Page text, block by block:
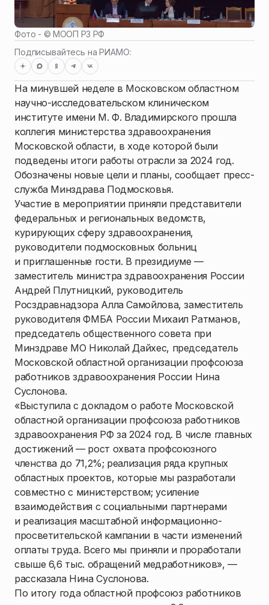
Фото - ©МООП РЗ РФ
Подписывайтесь на РИАМО:
На минувшей неделе в Московском областном
научно-исследовательском клиническом
институте имени М. Ф. Владимирского прошла
коллегия министерства здравоохранения
Московской области, в ходе которой были
подведены итоги работы отрасли за 2024 год.
Обозначены новые цели и планы, сообщает пресс-
служба Минздрава Подмосковья.
Участие в мероприятии приняли представители
федеральных и региональных ведомств,
курирующих сферу здравоохранения,
руководители подмосковных больниц
и приглашенные гости. В президиуме —
заместитель министра здравоохранения России
Андрей Плутницкий, руководитель
Росздравнадзора Алла Самойлова, заместитель
руководителя ФМБА России Михаил Ратманов,
председатель общественного совета при
Минздраве МО Николай Дайхес, председатель
Московской областной организации профсоюза
работников здравоохранения России Нина
Суслонова.
«Выступила с докладом о работе Московской
областной организации профсоюза работников
здравоохранения РФ за 2024 год. В числе главных
достижений — рост охвата профсоюзного
членства до 71,2%; реализация ряда крупных
областных проектов, которые мы разработали
совместно с министерством; усиление
взаимодействия с социальными партнерами
и реализация масштабной информационно-
просветительской кампании в части изменений
оплаты труда. Всего мы приняли и проработали
свыше 6,6 тыс. обращений медработников», —
рассказала Нина Суслонова.
По итогу года областной профсоюз работников